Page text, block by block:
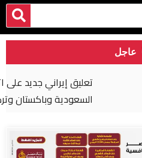
عاجل
المشترك بين